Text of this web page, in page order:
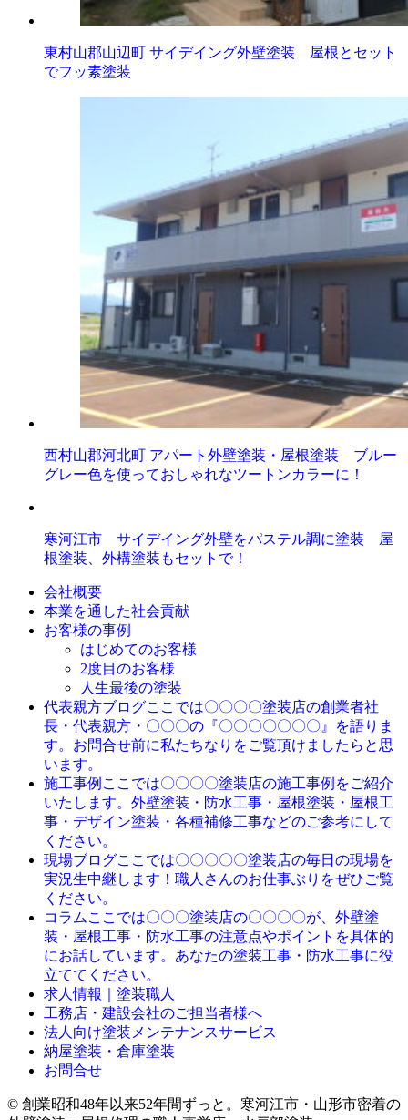
東村山郡山辺町 サイデイング外壁塗装 屋根とセット
でフッ素塗装
西村山郡河北町 アパート外壁塗装・屋根塗装 ブルー
グレー色を使っておしゃれなツートンカラーに！
寒河江市 サイデイング外壁をパステル調に塗装 屋
根塗装、外構塗装もセットで！
会社概要
本業を通した社会貢献
お客様の事例
はじめてのお客様
2度目のお客様
人生最後の塗装
代表親方ブログここでは〇〇〇〇塗装店の創業者社
長・代表親方・〇〇〇の『〇〇〇〇〇〇〇』を語りま
す。お問合せ前に私たちなりをご覧頂けましたらと思
います。
施工事例 ここでは〇〇〇〇塗装店の施工事例をご紹介
いたします。外壁塗装・防水工事・屋根塗装・屋根工
事・デザイン塗装・各種補修工事などのご参考にして
ください。
現場ブログここでは〇〇〇〇〇塗装店の毎日の現場を
実況生中継します！職人さんのお仕事ぶりをぜひご覧
ください。
コラム ここでは〇〇〇塗装店の〇〇〇〇が、外壁塗
装・屋根工事・防水工事の注意点やポイントを具体的
にお話しています。あなたの塗装工事・防水工事に役
立ててください。
求人情報｜塗装職人
工務店・建設会社のご担当者様へ
法人向け塗装メンテナンスサービス
納屋塗装・倉庫塗装
お問合せ
© 創業昭和48年以来52年間ずっと。寒河江市・山形市密着の